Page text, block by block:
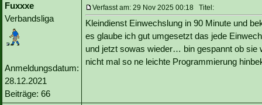
Fuxxxe
Verbandsliga
Anmeldungsdatum:
28.12.2021
Beiträge: 66
Verfasst am: 29 Nov 2025 00:18 Titel:
Kleindienst Einwechslung in 90 Minute und
es glaube ich gut umgesetzt das jede
und jetzt sowas wieder… bin gespannt ob sie
nicht mal so ne leichte Programmierung